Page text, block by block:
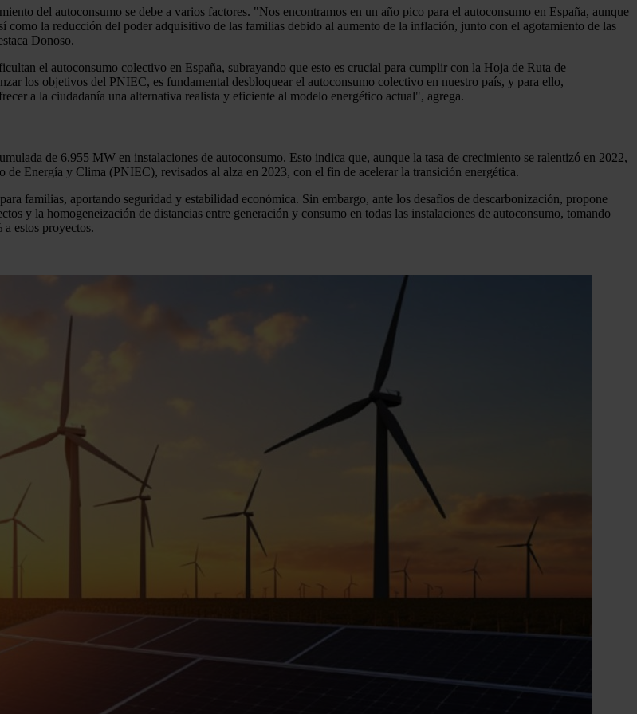
del autoconsumo se debe a varios factores. "Nos encontramos en un año pico para el autoconsumo en España, aunque
como la reducción del poder adquisitivo de las familias debido al aumento de la inflación, junto con el agotamiento de las
Donoso.
el autoconsumo colectivo en España, subrayando que esto es crucial para cumplir con la Hoja de Ruta de
los objetivos del PNIEC, es fundamental desbloquear el autoconsumo colectivo en nuestro país, y para ello,
a la ciudadanía una alternativa realista y eficiente al modelo energético actual", agrega.
de 6.955 MW en instalaciones de autoconsumo. Esto indica que, aunque la tasa de crecimiento se ralentizó en 2022,
Energía y Clima (PNIEC), revisados al alza en 2023, con el fin de acelerar la transición energética.
familias, aportando seguridad y estabilidad económica. Sin embargo, ante los desafíos de descarbonización, propone
y la homogeneización de distancias entre generación y consumo en todas las instalaciones de autoconsumo, tomando
estos proyectos.